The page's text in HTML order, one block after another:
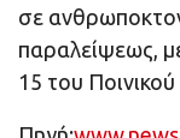
σε
παραλείψεως,
15 του